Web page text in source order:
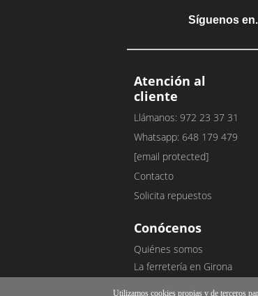
Síguenos
Atención al
cliente
Llámanos: 972 23 37 31
Whatsapp: 648 179 479
[email protected]
Contacto
Solicita repuestos
Conócenos
Quiénes somos
La ferretería en Girona
Utilizamos cookies propias y de terceros